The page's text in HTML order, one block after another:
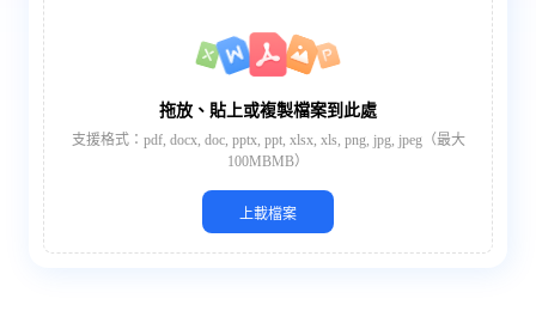
拖放、貼上或複製檔案到此處
支援格式：pdf, docx, doc, pptx, ppt, xlsx, xls, png, jpg, jpeg（最大
100MBMB）
上載檔案